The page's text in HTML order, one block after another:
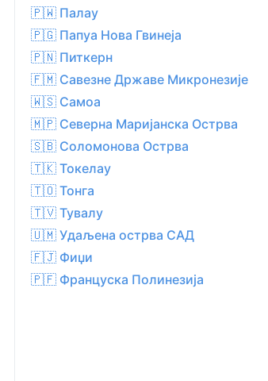
🇵🇼 Палау
🇵🇬 Папуа Нова Гвинеја
🇵🇳 Питкерн
🇫🇲 Савезне Државе Микронезије
🇼🇸 Самоа
🇲🇵 Северна Маријанска Острва
🇸🇧 Соломонова Острва
🇹🇰 Токелау
🇹🇴 Тонга
🇹🇻 Тувалу
🇺🇲 Удаљена острва САД
🇫🇯 Фиџи
🇵🇫 Француска Полинезија